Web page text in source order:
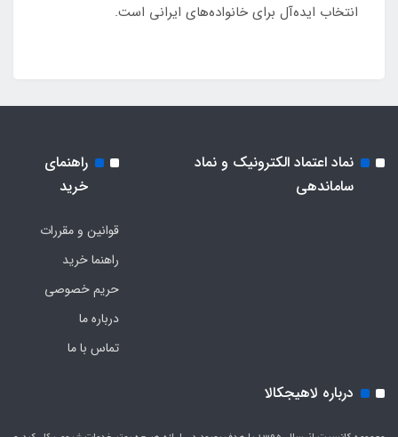
انتخاب ایده‌آل برای خانواده‌های ایرانی است.
نماد اعتماد الکترونیک و نماد
ساماندهی
راهنمای
خرید
قوانین و مقررات
راهنما خرید
حریم خصوصی
درباره ما
تماس با ما
درباره لاهیجکالا